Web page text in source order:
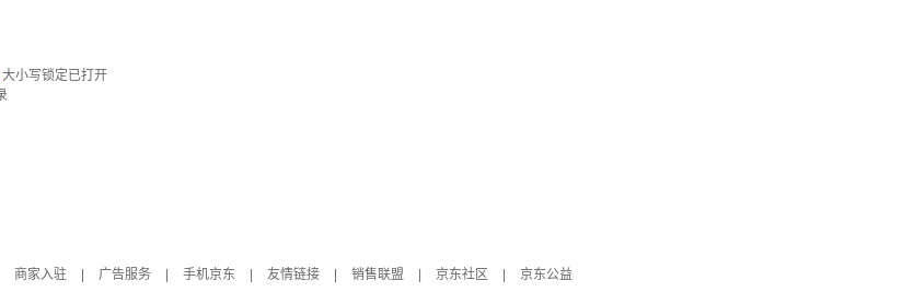
大小写锁定已打开
商家入驻 广告服务 手机京东 友情链接 销售联盟 京东社区
京东公益